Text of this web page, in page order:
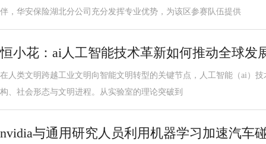
伴，华安保险湖北分公司充分发挥专业优势，为该区参赛队伍提供
恒小花：ai人工智能技术革新如何推动全球发
在人类文明跨越工业文明向智能文明转型的关键节点，人工智能（ai）
构、社会形态与文明进程。从实验室的理论突破到
nvidia与通用研究人员利用机器学习加速汽车